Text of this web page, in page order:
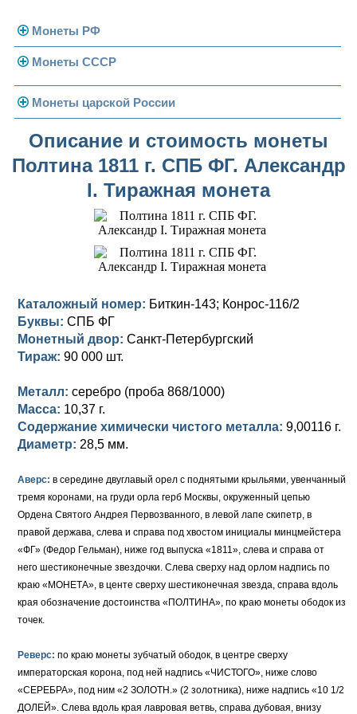
Монеты РФ
Современная Россия
Монеты 1991-1993 гг.
Монеты СССР
Погодовка СССР
Монеты 1958 года
Золотые червонцы
Памятные и юбилейные
Монеты царской России
Николай II (1894-1917)
Золото
Германская оккупация
Для Финляндии
Памятные и донативные
Александр III (1881-1894)
Для Финляндии
Памятные и донативные
Александр II (1855-1881)
Медь
Для Финляндии
Памятные и донативные
Николай I (1825-1855)
Платина, золото
Серебро
Для Грузии
Русско-Польские
Для Польши
Александр I (1801-1825)
Золото
Серебро
Медь
Для Грузии
Для Польши
Павел I (1796-1801)
Серебро
Медь
Екатерина II (1762-1796)
Золото
Серебро
Медь
Для Молдавии и Валахии
Таврические монеты
Петр III (1762)
Елизавета I (1741-1762)
Золото
Медь
Для Пруссии
Альбертусталер
Иоанн Антонович (1740-1741)
Петр II (1727-1730)
Екатерина I (1725-1727)
Серебро
Медь
Для Речи Посполитой
Описание и стоимость монеты
Полтина 1811 г. СПБ ФГ. Александр
I. Тиражная монета
Каталожный номер: Биткин-143; Конрос-116/2
Буквы: СПБ ФГ
Монетный двор: Санкт-Петербургский
Тираж: 90 000 шт.
Металл: серебро (проба 868/1000)
Масса: 10,37 г.
Содержание химически чистого металла: 9,00116 г.
Диаметр: 28,5 мм.
Аверс: в середине двуглавый орел с поднятыми крыльями, увенчанный
тремя коронами, на груди орла герб Москвы, окруженный цепью
Ордена Святого Андрея Первозванного, в левой лапе скипетр, в
правой держава, слева и справа под хвостом инициалы минцмейстера
«ФГ» (Федор Гельман), ниже год выпуска «1811», слева и справа от
него шестиконечные звездочки. Слева сверху над орлом надпись по
краю «МОНЕТА», в центе сверху шестиконечная звезда, справа вдоль
края обозначение достоинства «ПОЛТИНА», по краю монеты ободок из
точек.
Реверс: по краю монеты зубчатый ободок, в центре сверху
императорская корона, под ней надпись «ЧИСТОГО», ниже слово
«СЕРЕБРА», под ним «2 ЗОЛОТН.» (2 золотника), ниже надпись «10 1/2
ДОЛЕЙ». Слева вдоль края лавровая ветвь, справа дубовая, внизу